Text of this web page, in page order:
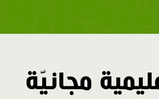
مجانيّة